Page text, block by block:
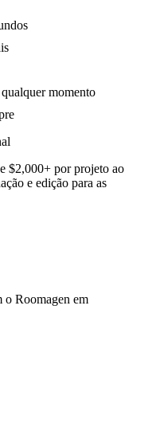
momento
$2,000+ por projeto ao
e edição para as
o Roomagen em